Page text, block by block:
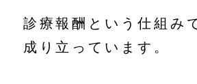
診療報酬という仕組み
成り立っています。